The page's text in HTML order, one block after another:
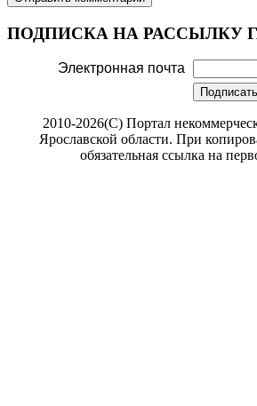
ПОДПИСКА НА РАССЫЛКУ
Электронная почта
2010-2026(С) Портал
Ярославской области. При
обязательная ссылка на